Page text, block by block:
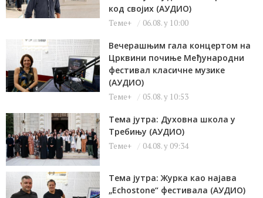
код својих (АУДИО)
Теме+ 06.08. у 10:00
Вечерашњим гала концертом на
Црквини почиње Међународни
фестивал класичне музике
(АУДИО)
Теме+ 05.08. у 10:53
Тема јутра: Духовна школа у
Требињу (АУДИО)
Теме+ 04.08. у 09:34
Тема јутра: Журка као најава
„Echostone“ фестивала (АУДИО)